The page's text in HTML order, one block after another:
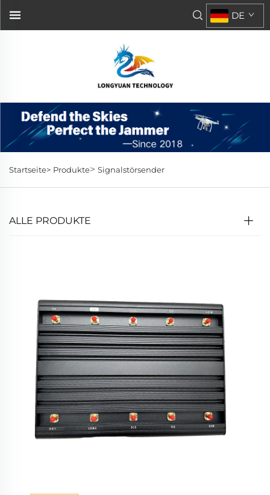
DE
Startseite> Produkte> Signalstörsender
ALLE PRODUKTE